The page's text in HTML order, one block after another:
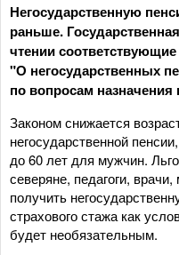
Негосударственную
раньше.
чтении
"О негосударственных
по вопросам
Законом снижается
негосударственной
до 60 лет для мужчин.
северяне, педагоги,
получить
страхового стажа как
будет необязательным.